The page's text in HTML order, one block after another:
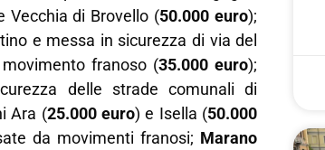
Vecchia di Brovello (50.000 euro);
e messa in sicurezza di via del
franoso (35.000 euro);
delle strade comunali di
Ara (25.000 euro) e Isella (50.000
da movimenti franosi; Marano